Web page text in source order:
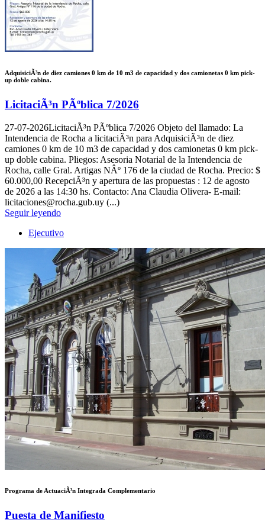
AdquisiciÃ³n de diez camiones 0 km de 10 m3 de capacidad y dos camionetas 0 km pick-
up doble cabina.
LicitaciÃ³n PÃºblica 7/2026
27-07-2026LicitaciÃ³n PÃºblica 7/2026 Objeto del llamado: La
Intendencia de Rocha a licitaciÃ³n para AdquisiciÃ³n de diez
camiones 0 km de 10 m3 de capacidad y dos camionetas 0 km pick-
up doble cabina. Pliegos: Asesoria Notarial de la Intendencia de
Rocha, calle Gral. Artigas NÂº 176 de la ciudad de Rocha. Precio: $
60.000,00 RecepciÃ³n y apertura de las propuestas : 12 de agosto
de 2026 a las 14:30 hs. Contacto: Ana Claudia Olivera- E-mail:
licitaciones@rocha.gub.uy (...)
Seguir leyendo
Ejecutivo
Programa de ActuaciÃ³n Integrada Complementario
Puesta de Manifiesto